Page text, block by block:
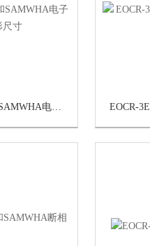
EOCRSS-60S韩国三和SAMWHA电子式继电器外形尺寸